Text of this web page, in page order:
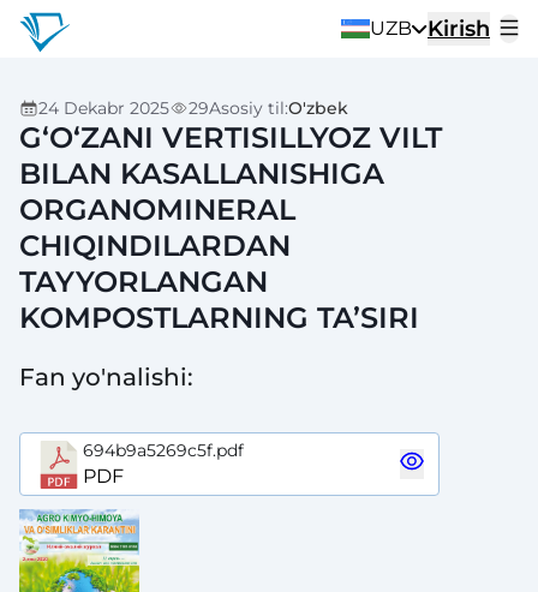
UZB Kirish
24 Dekabr 2025 29Asosiy til:O'zbek
G‘O‘ZANI VERTISILLYOZ VILT
BILAN KASALLANISHIGA
ORGANOMINERAL
CHIQINDILARDAN
TAYYORLANGAN
KOMPOSTLARNING TA’SIRI
Fan yo'nalishi:
694b9a5269c5f.pdf
PDF